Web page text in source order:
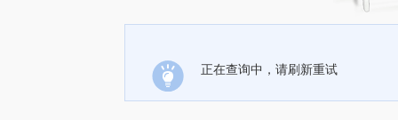
正在查询中，请刷新重试